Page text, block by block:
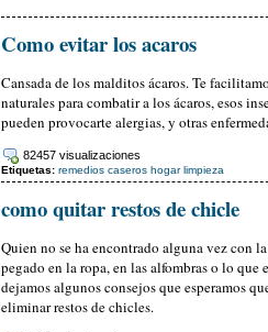
Como evitar los acaros
Cansada de los malditos ácaros. Te
naturales para combatir a los ácaros, esos
pueden provocarte alergias, y otras
82457 visualizaciones
Etiquetas: remedios caseros hogar limpieza
como quitar restos de chicle
Quien no se ha encontrado alguna vez con
pegado en la ropa, en las alfombras o lo que
dejamos algunos consejos que esperamos
eliminar restos de chicles.